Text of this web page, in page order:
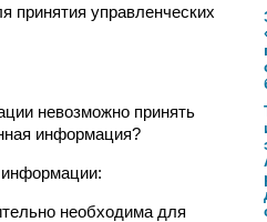
принятия управленческих
невозможно принять
информация?
необходима для